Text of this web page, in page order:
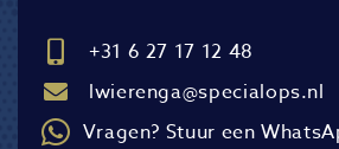
+31 6 27 17 12 48
lwierenga@specialops.nl
Vragen? Stuur een